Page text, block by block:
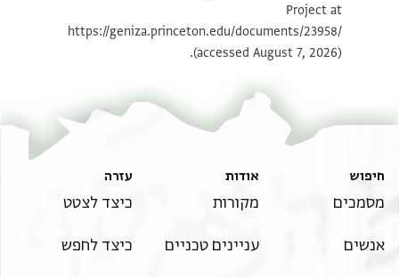
תנאי היתר שימוש בתצלום
Project at
https://geniza.princeton.edu/documents/23958/
(accessed August 7, 2026).
חיפוש
מסמכים
אנשים
אודות
מקורות
עניינים טכניים
עזרה
כיצד לצטט
כיצד לחפש